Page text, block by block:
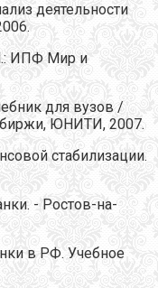
деятельности
ИПФ Мир и
для вузов /
ЮНИТИ, 2007.
стабилизации.
- Ростов-на-
в РФ. Учебное